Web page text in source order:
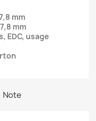
mm
mm
EDC, usage
Note